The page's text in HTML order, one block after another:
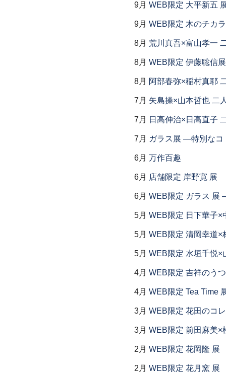
9月 WEB限定 大平新五
9月 WEB限定 木のチカ
8月 荒川真吾×富山孝一
8月 WEB限定 伊藤聡信展
8月 阿部春弥×稲村真耶
7月 矢島操×山本哲也 二
7月 日高伸治×日高直子
7月 ガラス展 ―特別な
6月 万作百趣
6月 店舗限定 岸野寛 展
6月 WEB限定 ガラス
5月 WEB限定 日下華子×
5月 WEB限定 清岡幸道×
5月 WEB限定 水垣千悦×
4月 WEB限定 吉祥のう
4月 WEB限定 Tea Time
3月 WEB限定 花田のコ
3月 WEB限定 前田麻美×
2月 WEB限定 花岡隆 展
2月 WEB限定 花月窯 展